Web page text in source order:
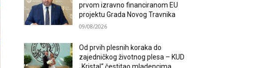
prvom izravno financiranom EU
projektu Grada Novog Travnika
09/08/2026
Od prvih plesnih koraka do
zajedničkog životnog plesa – KUD
„Kristal“ čestitao mladencima